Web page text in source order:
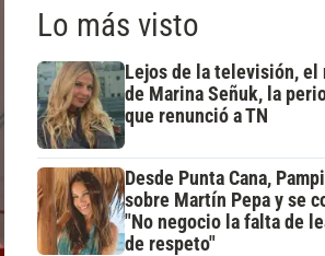
Lo más visto
Lejos de la televisión, el
de Marina Señuk, la
que renunció a TN
Desde Punta Cana,
sobre Martín Pepa y se
"No negocio la falta de
de respeto"